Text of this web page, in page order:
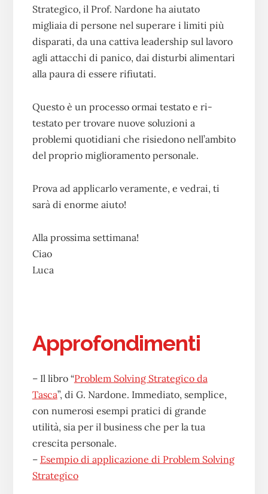
Strategico, il Prof. Nardone ha aiutato
migliaia di persone nel superare i limiti più
disparati, da una cattiva leadership sul lavoro
agli attacchi di panico, dai disturbi alimentari
alla paura di essere rifiutati.
Questo è un processo ormai testato e ri-
testato per trovare nuove soluzioni a
problemi quotidiani che risiedono nell’ambito
del proprio miglioramento personale.
Prova ad applicarlo veramente, e vedrai, ti
sarà di enorme aiuto!
Alla prossima settimana!
Ciao
Luca
Approfondimenti
– Il libro “Problem Solving Strategico da
Tasca”, di G. Nardone. Immediato, semplice,
con numerosi esempi pratici di grande
utilità, sia per il business che per la tua
crescita personale.
– Esempio di applicazione di Problem Solving
Strategico